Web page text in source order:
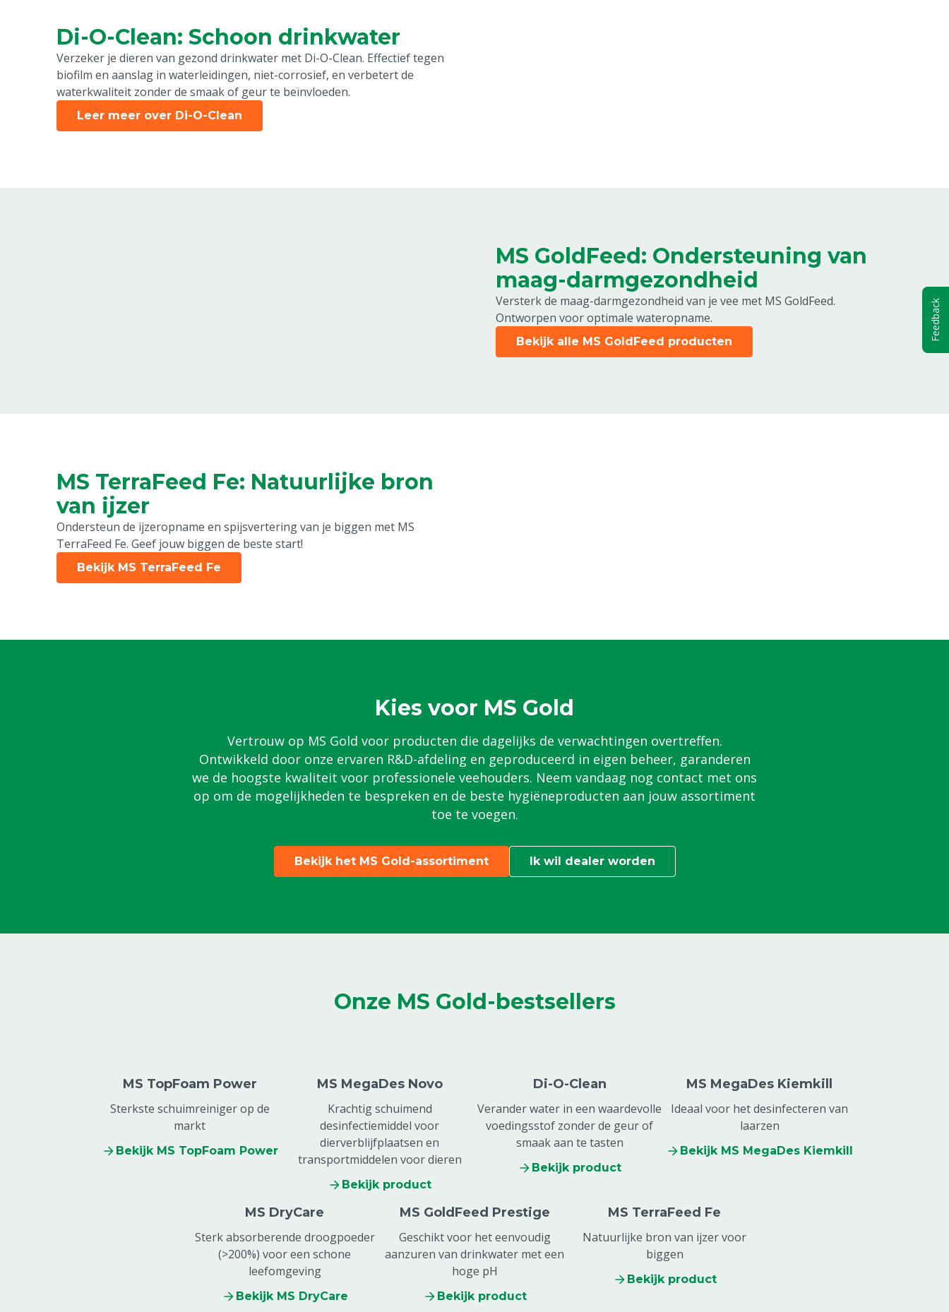
Di-O-Clean: Schoon drinkwater
Verzeker je dieren van gezond drinkwater met Di-O-Clean. Effectief tegen
biofilm en aanslag in waterleidingen, niet-corrosief, en verbetert de
waterkwaliteit zonder de smaak of geur te beïnvloeden.
Leer meer over Di-O-Clean
MS GoldFeed: Ondersteuning van
maag-darmgezondheid
Versterk de maag-darmgezondheid van je vee met MS GoldFeed.
Ontworpen voor optimale wateropname.
Bekijk alle MS GoldFeed producten
MS TerraFeed Fe: Natuurlijke bron
van ijzer
Ondersteun de ijzeropname en spijsvertering van je biggen met MS
TerraFeed Fe. Geef jouw biggen de beste start!
Bekijk MS TerraFeed Fe
Kies voor MS Gold
Vertrouw op MS Gold voor producten die dagelijks de verwachtingen overtreffen.
Ontwikkeld door onze ervaren R&D-afdeling en geproduceerd in eigen beheer, garanderen
we de hoogste kwaliteit voor professionele veehouders. Neem vandaag nog contact met ons
op om de mogelijkheden te bespreken en de beste hygiëneproducten aan jouw assortiment
toe te voegen.
Bekijk het MS Gold-assortiment Ik wil dealer worden
Onze MS Gold-bestsellers
MS TopFoam Power
Sterkste schuimreiniger op de
markt
Bekijk MS TopFoam Power
MS MegaDes Novo
Krachtig schuimend
desinfectiemiddel voor
dierverblijfplaatsen en
transportmiddelen voor dieren
Bekijk product
Di-O-Clean
Verander water in een waardevolle
voedingsstof zonder de geur of
smaak aan te tasten
Bekijk product
MS MegaDes Kiemkill
Ideaal voor het desinfecteren van
laarzen
Bekijk MS MegaDes Kiemkill
MS DryCare
Sterk absorberende droogpoeder
(>200%) voor een schone
leefomgeving
Bekijk MS DryCare
MS GoldFeed Prestige
Geschikt voor het eenvoudig
aanzuren van drinkwater met een
hoge pH
Bekijk product
MS TerraFeed Fe
Natuurlijke bron van ijzer voor
biggen
Bekijk product
Feedback